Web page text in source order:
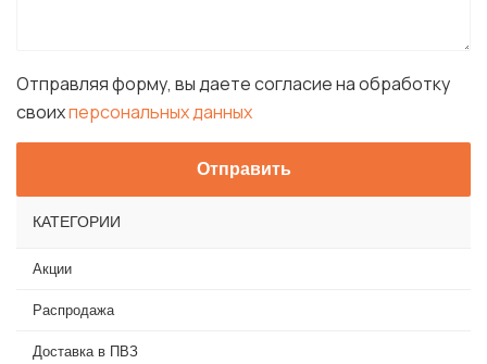
Отправляя форму, вы даете согласие на обработку
своихперсональных данных
КАТЕГОРИИ
Акции
Распродажа
Доставка в ПВЗ